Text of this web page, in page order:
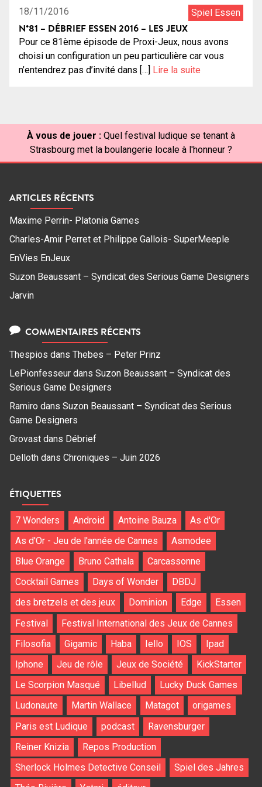
18/11/2016 Spiel Essen
N°81 – DÉBRIEF ESSEN 2016 – LES JEUX
Pour ce 81ème épisode de Proxi-Jeux, nous avons
choisi un configuration un peu particulière car vous
n’entendrez pas d’invité dans […]
Lire la suite
À vous de jouer : Quel festival ludique se tenant à
Strasbourg met la boulangerie locale à l'honneur ?
ARTICLES RÉCENTS
Maxime Perrin- Platonia Games
Charles-Amir Perret et Philippe Gallois- SuperMeeple
EnVies EnJeux
Suzon Beaussant – Syndicat des Serious Game Designers
Jarvin
COMMENTAIRES RÉCENTS
Thespios dans Thebes – Peter Prinz
LePionfesseur dans Suzon Beaussant – Syndicat des
Serious Game Designers
Ramiro dans Suzon Beaussant – Syndicat des Serious
Game Designers
Grovast dans Débrief
Delloth dans Chroniques – Juin 2026
ÉTIQUETTES
7 Wonders Android Antoine Bauza
As d'Or
As d'Or - Jeu de l'année de Cannes
Asmodee
Blue Orange
Bruno Cathala
Carcassonne
Cocktail Games
Days of Wonder
DBDJ
des bretzels et des jeux
Dominion Edge
Essen
Festival
Festival International des Jeux de Cannes
Filosofia
Gigamic Haba Iello IOS
Ipad
Iphone
Jeu de rôle Jeux de Société
KickStarter
Le Scorpion Masqué
Libellud
Lucky Duck Games
Ludonaute
Martin Wallace Matagot
origames
Paris est Ludique
podcast
Ravensburger
Reiner Knizia
Repos Production
Sherlock Holmes Detective Conseil
Spiel des Jahres